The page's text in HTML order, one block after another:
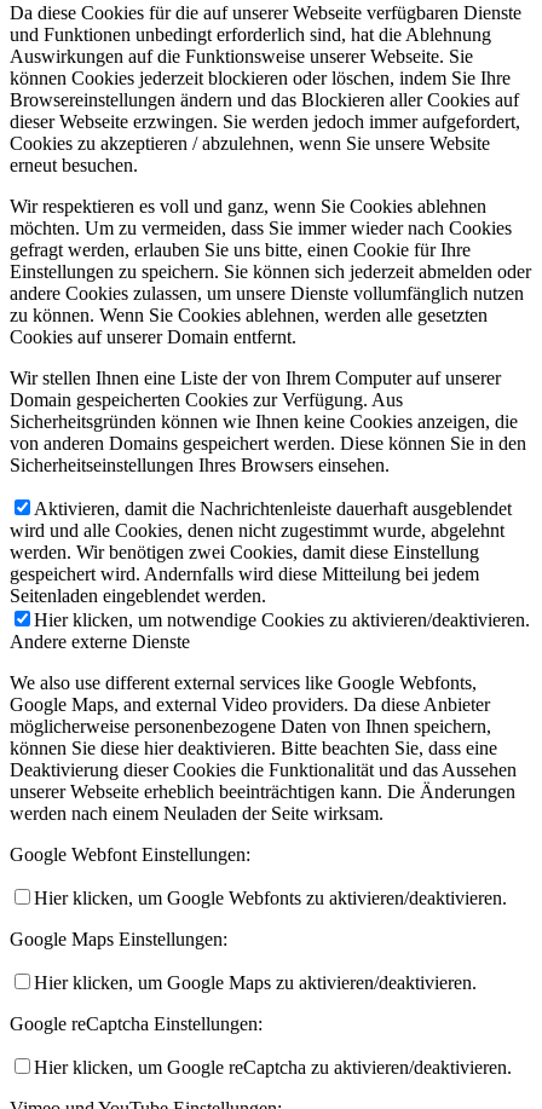
Da diese Cookies für die auf unserer Webseite verfügbaren Dienste
und Funktionen unbedingt erforderlich sind, hat die Ablehnung
Auswirkungen auf die Funktionsweise unserer Webseite. Sie
können Cookies jederzeit blockieren oder löschen, indem Sie Ihre
Browsereinstellungen ändern und das Blockieren aller Cookies auf
dieser Webseite erzwingen. Sie werden jedoch immer aufgefordert,
Cookies zu akzeptieren / abzulehnen, wenn Sie unsere Website
erneut besuchen.
Wir respektieren es voll und ganz, wenn Sie Cookies ablehnen
möchten. Um zu vermeiden, dass Sie immer wieder nach Cookies
gefragt werden, erlauben Sie uns bitte, einen Cookie für Ihre
Einstellungen zu speichern. Sie können sich jederzeit abmelden oder
andere Cookies zulassen, um unsere Dienste vollumfänglich nutzen
zu können. Wenn Sie Cookies ablehnen, werden alle gesetzten
Cookies auf unserer Domain entfernt.
Wir stellen Ihnen eine Liste der von Ihrem Computer auf unserer
Domain gespeicherten Cookies zur Verfügung. Aus
Sicherheitsgründen können wie Ihnen keine Cookies anzeigen, die
von anderen Domains gespeichert werden. Diese können Sie in den
Sicherheitseinstellungen Ihres Browsers einsehen.
Aktivieren, damit die Nachrichtenleiste dauerhaft ausgeblendet
wird und alle Cookies, denen nicht zugestimmt wurde, abgelehnt
werden. Wir benötigen zwei Cookies, damit diese Einstellung
gespeichert wird. Andernfalls wird diese Mitteilung bei jedem
Seitenladen eingeblendet werden.
Hier klicken, um notwendige Cookies zu aktivieren/deaktivieren.
Andere externe Dienste
We also use different external services like Google Webfonts,
Google Maps, and external Video providers. Da diese Anbieter
möglicherweise personenbezogene Daten von Ihnen speichern,
können Sie diese hier deaktivieren. Bitte beachten Sie, dass eine
Deaktivierung dieser Cookies die Funktionalität und das Aussehen
unserer Webseite erheblich beeinträchtigen kann. Die Änderungen
werden nach einem Neuladen der Seite wirksam.
Google Webfont Einstellungen:
Hier klicken, um Google Webfonts zu aktivieren/deaktivieren.
Google Maps Einstellungen:
Hier klicken, um Google Maps zu aktivieren/deaktivieren.
Google reCaptcha Einstellungen:
Hier klicken, um Google reCaptcha zu aktivieren/deaktivieren.